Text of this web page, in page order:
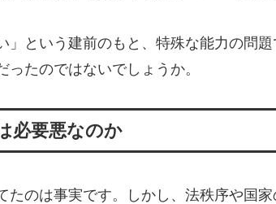
」という建前のもと、特殊な能力の
たのではないでしょうか。
必要悪なのか
たのは事実です。しかし、法秩序や国